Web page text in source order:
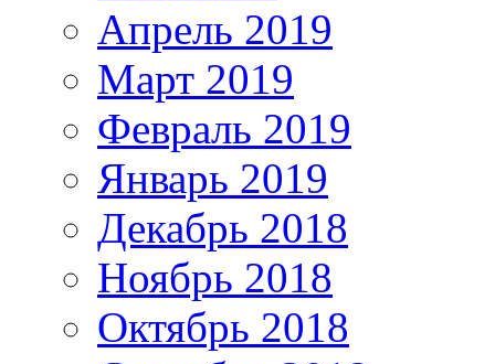
Апрель 2019
Март 2019
Февраль 2019
Январь 2019
Декабрь 2018
Ноябрь 2018
Октябрь 2018